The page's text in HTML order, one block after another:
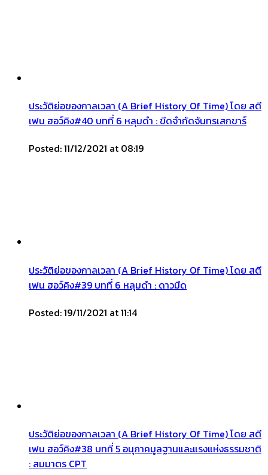
ประวัติย่อของกาลเวลา (A Brief History Of Time) โดย สตี
เฟน ฮอว์คิง#40 บทที่ 6 หลุมดำ : ขีดจำกัดจันทรเสกขาร์
Posted: 11/12/2021 at 08:19
ประวัติย่อของกาลเวลา (A Brief History Of Time) โดย สตี
เฟน ฮอว์คิง#39 บทที่ 6 หลุมดำ : ดาวมืด
Posted: 19/11/2021 at 11:14
ประวัติย่อของกาลเวลา (A Brief History Of Time) โดย สตี
เฟน ฮอว์คิง#38 บทที่ 5 อนุภาคมูลฐานและแรงแห่งธรรมชาติ
: สมมาตร CPT